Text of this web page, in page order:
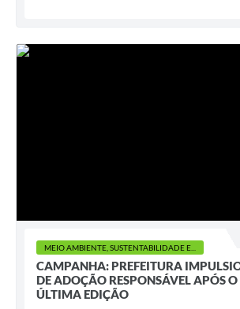
MEIO AMBIENTE, SUSTENTABILIDADE E...
CAMPANHA: PREFEITURA
DE ADOÇÃO RESPONSÁVEL APÓS O
ÚLTIMA EDIÇÃO